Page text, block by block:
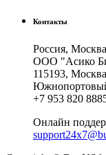
Контакты
Россия,
ООО "Асико
115193,
+7 953 820
Онлайн